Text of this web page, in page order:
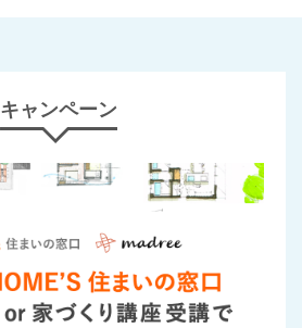
キャンペーン